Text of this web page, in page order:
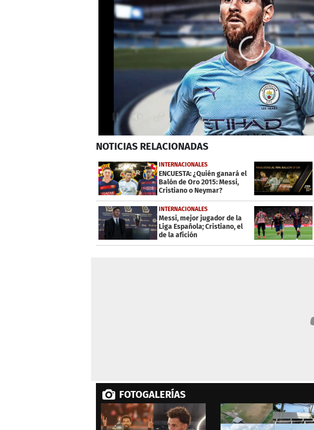
seconds
1
minute,
8
seconds Volume
0%
NOTICIAS RELACIONADAS
INTERNACIONALES
ENCUESTA: ¿Quién ganará el
Balón de Oro 2015: Messi,
Cristiano o Neymar?
INTERNACIONALES
Messi, mejor jugador de la
Liga Española; Cristiano, el
de la afición
FOTOGALERÍAS